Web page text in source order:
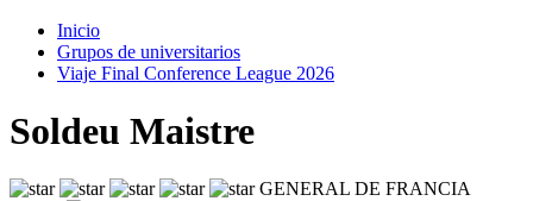
Inicio
Grupos de universitarios
Viaje Final Conference League 2026
Soldeu Maistre
GENERAL DE FRANCIA